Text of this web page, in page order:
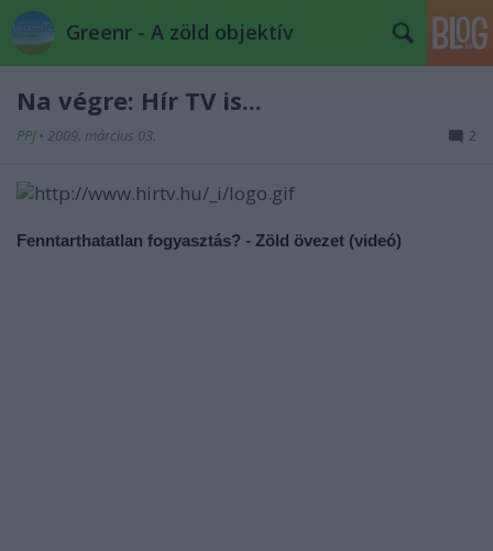
Greenr - A zöld objektív
Na végre: Hír TV is...
PPJ • 2009. március 03. 2
Fenntarthatatlan fogyasztás? - Zöld övezet (videó)